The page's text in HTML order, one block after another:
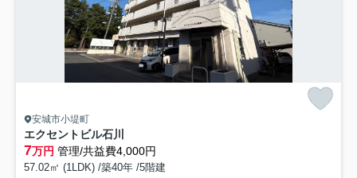
安城市小堤町
エクセントビル石川
7万円 管理/共益費4,000円
57.02㎡ (1LDK) /築40年 /5階建